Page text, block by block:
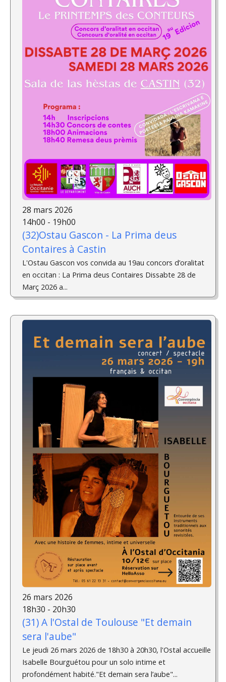
28 mars 2026
14h00 - 19h00
(32)Ostau Gascon - La Prima deus
Contaires à Castin
L'Ostau Gascon vos convida au 19au concors d’oralitat
en occitan : La Prima deus Contaires Dissabte 28 de
Març 2026 a...
26 mars 2026
18h30 - 20h30
(31) A l'Ostal de Toulouse "Et demain
sera l'aube"
Le jeudi 26 mars 2026 de 18h30 à 20h30, l'Ostal accueille
Isabelle Bourguétou pour un solo intime et
profondément habité."Et demain sera l’aube"...